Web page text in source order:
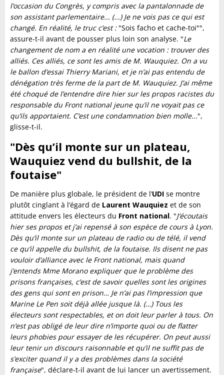
l’occasion du Congrès, y compris avec la pantalonnade de
son assistant parlementaire... (...) Je ne vois pas ce qui est
changé. En réalité, le truc c’est :"Sois facho et cache-toi"",
assure-t-il avant de pousser plus loin son analyse. "Le
changement de nom a en réalité une vocation : trouver des
alliés. Ces alliés, ce sont les amis de M. Wauquiez. On a vu
le ballon d’essai Thierry Mariani, et je n’ai pas entendu de
dénégation très ferme de la part de M. Wauquiez. J’ai même
été choqué de l’entendre dire hier sur les propos racistes du
responsable du Front national jeune qu’il ne voyait pas ce
qu’ils apportaient. C’est une condamnation bien molle...",
glisse-t-il.
"Dès qu’il monte sur un plateau,
Wauquiez vend du bullshit, de la
foutaise"
De manière plus globale, le président de l’UDI se montre
plutôt cinglant à l’égard de Laurent Wauquiez et de son
attitude envers les électeurs du Front national. "J’écoutais
hier ses propos et j’ai repensé à son espèce de cours à Lyon.
Dès qu’il monte sur un plateau de radio ou de télé, il vend
ce qu’il appelle du bullshit, de la foutaise. Ils disent ne pas
vouloir d’alliance avec le Front national, mais quand
j’entends Mme Morano expliquer que le problème des
prisons françaises, c’est de savoir quelles sont les origines
des gens qui sont en prison… Je n’ai pas l’impression que
Marine Le Pen soit déjà allée jusque là. (…) Tous les
électeurs sont respectables, et on doit leur parler à tous. On
n’est pas obligé de leur dire n’importe quoi ou de flatter
leurs phobies pour essayer de les récupérer. On peut aussi
leur tenir un discours raisonnable et qu’il ne suffit pas de
s’exciter quand il y a des problèmes dans la société
française", déclare-t-il avant de lui lancer un avertissement.